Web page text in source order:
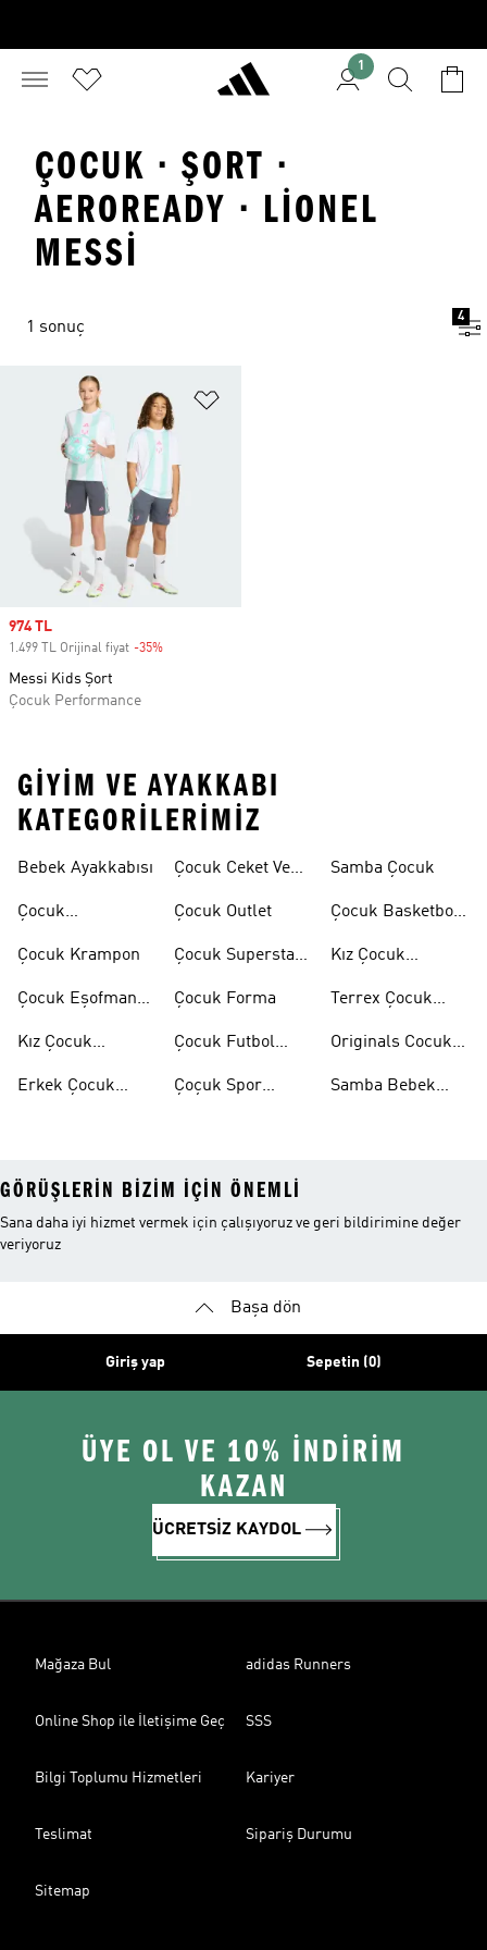
1
ÇOCUK · ŞORT ·
AEROREADY · LIONEL
MESSI
1 sonuç
4
Sale price
974 TL
1.499 TL Orijinal fiyat -35%
Messi Kids Şort
Çocuk Performance
GIYIM VE AYAKKABI
KATEGORILERIMIZ
Bebek Ayakkabısı
Çocuk
Çocuk Krampon
Çocuk Eşofman
Kız Çocuk
Erkek Çocuk
Çocuk Ceket Ve
Çocuk Outlet
Çocuk Superstar
Çocuk Forma
Çocuk Futbol
Çoçuk Spor
Samba Çocuk
Çocuk Basketbol
Kız Çocuk
Terrex Çocuk
Originals Cocuk
Samba Bebek
GÖRÜŞLERIN BIZIM IÇIN ÖNEMLI
Sana daha iyi hizmet vermek için çalışıyoruz ve geri bildirimine değer
veriyoruz
Başa dön
Giriş yap Sepetin (0)
ÜYE OL VE 10% İNDİRİM
KAZAN
ÜCRETSİZ KAYDOL
Mağaza Bul adidas Runners
Online Shop ile İletişime Geç SSS
Bilgi Toplumu Hizmetleri Kariyer
Teslimat Sipariş Durumu
Sitemap